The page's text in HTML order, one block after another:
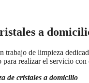
a
trabajo de limpieza
para realizar el servicio
de cristales a domicilio